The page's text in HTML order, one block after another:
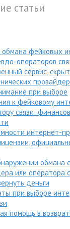
статьи
фейковых
операторов
сервис,
при выборе
к фейковому
связи:
интернет-
обмана
или оператора
деньги
при выборе
помощь в